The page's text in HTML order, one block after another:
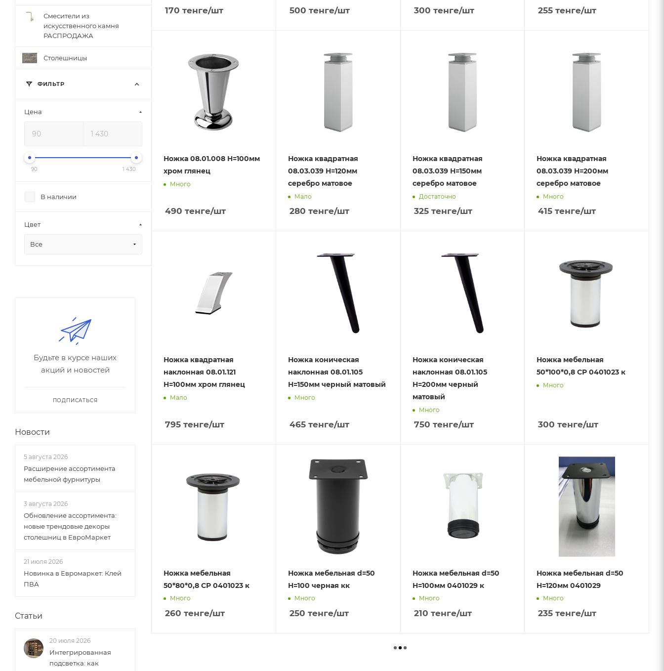
170 тенге/шт 500 тенге/шт 300 тенге/шт 255 тенге/шт
Ножка 08.01.008 H=100мм
хром глянец
Много
490 тенге/шт
Ножка квадратная
08.03.039 H=120мм
серебро матовое
Мало
280 тенге/шт
Ножка квадратная
08.03.039 H=150мм
серебро матовое
Достаточно
325тенге/шт
Ножка квадратная
08.03.039 H=200мм
серебро матовое
Много
415 тенге/шт
Ножка квадратная
наклонная 08.01.121
H=100мм хром глянец
Мало
795 тенге/шт
Ножка коническая
наклонная 08.01.105
H=150мм черный матовый
Много
465тенге/шт
Ножка коническая
наклонная 08.01.105
H=200мм черный
матовый
Много
750 тенге/шт
Ножка мебельная
50*100*0,8 СР 0401023 к
Много
300 тенге/шт
Ножка мебельная
50*80*0,8 СР 0401023 к
Много
260 тенге/шт
Ножка мебельная d=50
H=100 черная кк
Много
250 тенге/шт
Ножка мебельная d=50
H=100мм 0401029 к
Много
210 тенге/шт
Ножка мебельная d=50
H=120мм 0401029
Много
235 тенге/шт
Смесители из
искусственного камня
РАСПРОДАЖА
Столешницы
ФИЛЬТР
Цена
90 1 430
В наличии
Цвет
Все
Будьте в курсе наших
акций и новостей
ПОДПИСАТЬСЯ
Новости
5 августа 2026
Расширение ассортимента
мебельной фурнитуры
3 августа 2026
Обновление ассортимента:
новые трендовые декоры
столешниц в ЕвроМаркет
21 июля 2026
Новинка в Евромаркет: Клей
ПВА
Статьи
20 июля 2026
Интегрированная
подсветка: как